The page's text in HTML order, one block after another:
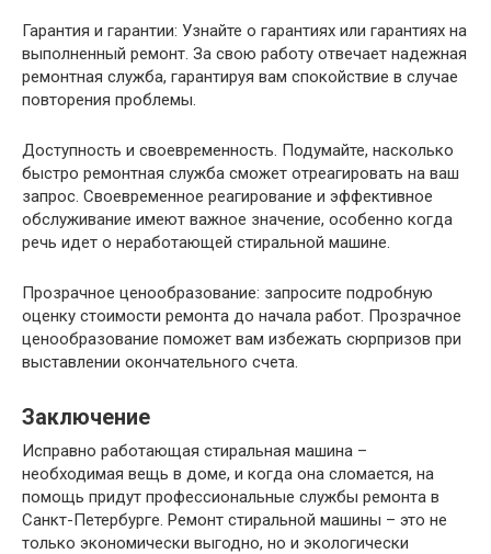
Гарантия и гарантии: Узнайте о гарантиях или гарантиях на
выполненный ремонт. За свою работу отвечает надежная
ремонтная служба, гарантируя вам спокойствие в случае
повторения проблемы.
Доступность и своевременность. Подумайте, насколько
быстро ремонтная служба сможет отреагировать на ваш
запрос. Своевременное реагирование и эффективное
обслуживание имеют важное значение, особенно когда
речь идет о неработающей стиральной машине.
Прозрачное ценообразование: запросите подробную
оценку стоимости ремонта до начала работ. Прозрачное
ценообразование поможет вам избежать сюрпризов при
выставлении окончательного счета.
Заключение
Исправно работающая стиральная машина –
необходимая вещь в доме, и когда она сломается, на
помощь придут профессиональные службы ремонта в
Санкт-Петербурге. Ремонт стиральной машины – это не
только экономически выгодно, но и экологически